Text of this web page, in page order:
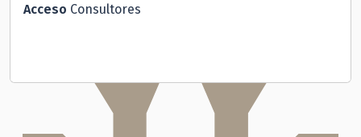
Acceso Consultores